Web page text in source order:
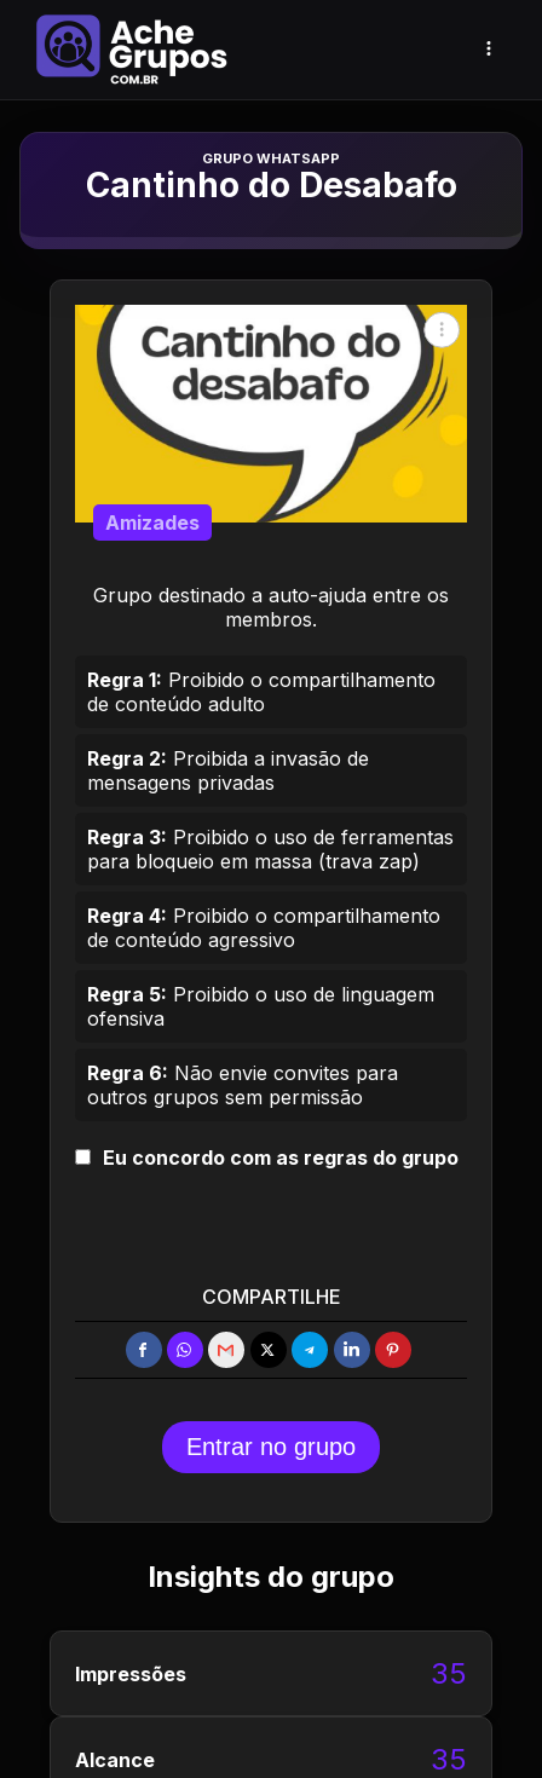
Grupo de Whatsapp
Cantinho do Desabafo
Grupo destinado a auto-ajuda entre os
membros.
Amizades
Regra 1: Proibido o compartilhamento
de conteúdo adulto
Regra 2: Proibida a invasão de
mensagens privadas
Regra 3: Proibido o uso de ferramentas
para bloqueio em massa (trava zap)
Regra 4: Proibido o compartilhamento
de conteúdo agressivo
Regra 5: Proibido o uso de linguagem
ofensiva
Regra 6: Não envie convites para
outros grupos sem permissão
Eu concordo com as regras do grupo
COMPARTILHE
Entrar no grupo
Insights do grupo
Impressões 35
Alcance 35